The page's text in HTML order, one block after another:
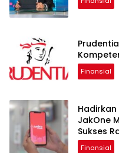
Finansial
JakOne
Sukses
2026
Finansial